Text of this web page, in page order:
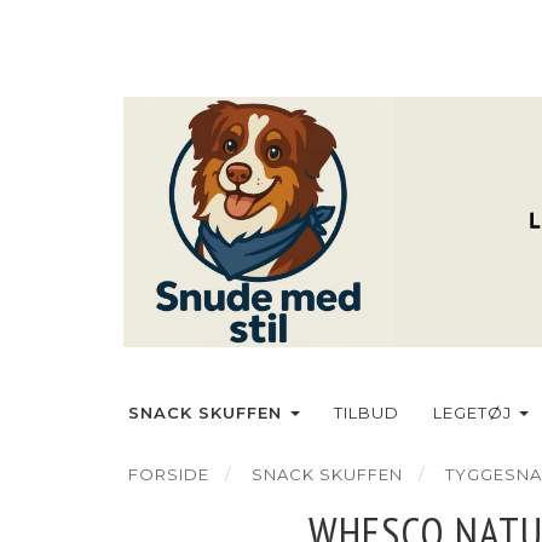
SNACK SKUFFEN TILBUD LEGETØJ
FORSIDE SNACK SKUFFEN